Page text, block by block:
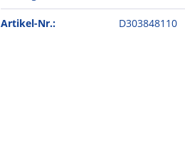
Artikel-Nr.: D303848110